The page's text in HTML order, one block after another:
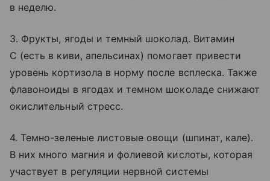
в неделю.
3. Фрукты, ягоды и темный шоколад. Витамин
С (есть в киви, апельсинах) помогает привести
уровень кортизола в норму после всплеска. Также
флавоноиды в ягодах и темном шоколаде снижают
окислительный стресс.
4. Темно-зеленые листовые овощи (шпинат, кале).
В них много магния и фолиевой кислоты, которая
участвует в регуляции нервной системы